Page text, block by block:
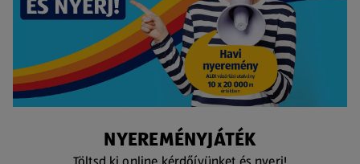
NYEREMÉNYJÁTÉK